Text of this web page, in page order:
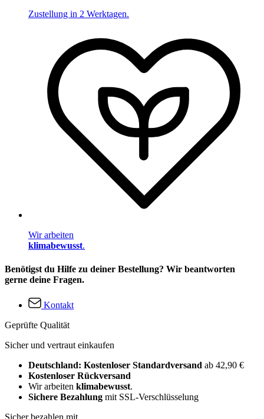
Zustellung in 2 Werktagen.
Wir arbeiten
klimabewusst.
Benötigst du Hilfe zu deiner Bestellung? Wir beantworten
gerne deine Fragen.
Kontakt
Geprüfte Qualität
Sicher und vertraut einkaufen
Deutschland: Kostenloser Standardversand ab 42,90 €
Kostenloser Rückversand
Wir arbeiten klimabewusst.
Sichere Bezahlung mit SSL-Verschlüsselung
Sicher bezahlen mit